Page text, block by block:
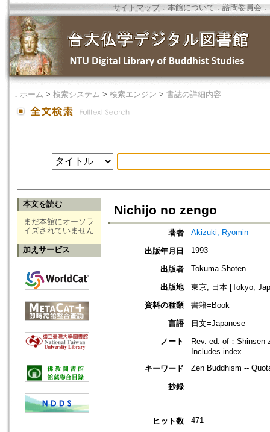
サイトマップ．本館について ． 諮問委員会 ．
． ホーム > 検索システム > 検索エンジン > 書誌の詳細内容
本文を読む
まだ本館にオーソラ
イズされていません
加えサービス
Nichijo no zengo
著者 Akizuki, Ryomin
出版年月日 1993
出版者 Tokuma Shoten
出版地
東京, 日本 [Tokyo,
資料の種類
書籍=Book
言語
日文=Japanese
ノート
Rev. ed. of：Shinsen
Includes index
キーワード
Zen Buddhism --
抄録
ヒット数 471